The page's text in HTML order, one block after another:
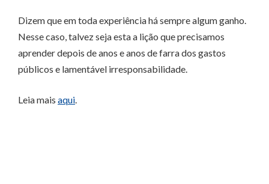
Dizem que em toda experiência há sempre algum ganho.
Nesse caso, talvez seja esta a lição que precisamos
aprender depois de anos e anos de farra dos gastos
públicos e lamentável irresponsabilidade.
Leia mais aqui.